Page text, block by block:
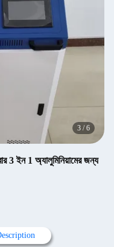
3 /6
3 ইন 1 অ্যালুমিনিয়ামের জন্য